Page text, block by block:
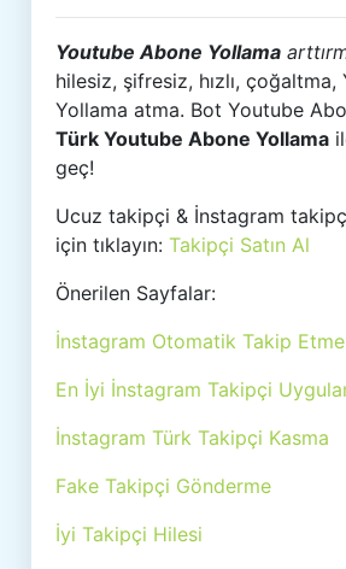
Youtube Abone Yollama
hilesiz, şifresiz, hızlı,
Yollama atma. Bot Youtube
Türk Youtube Abone Yollama
geç!
Ucuz takipçi & İnstagram
için tıklayın:Takipçi Satın Al
Önerilen Sayfalar:
İnstagram Otomatik Takip Etme
En İyi İnstagram Takipçi
İnstagram Türk Takipçi Kasma
Fake Takipçi Gönderme
İyi Takipçi Hilesi